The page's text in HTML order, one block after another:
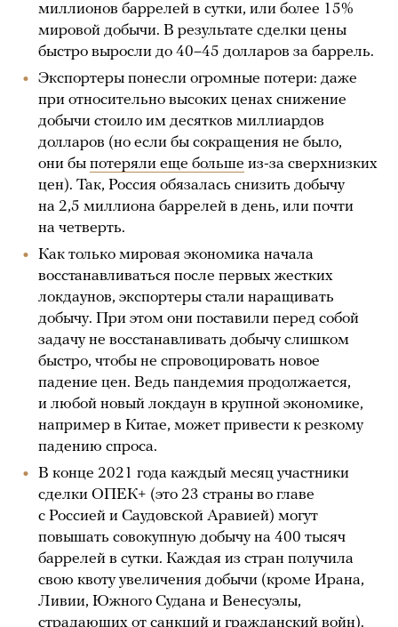
миллионов баррелей в сутки, или более 15%
мировой добычи. В результате сделки цены
быстро выросли до 40–45 долларов за баррель.
Экспортеры понесли огромные потери: даже
при относительно высоких ценах снижение
добычи стоило им десятков миллиардов
долларов (но если бы сокращения не было,
они бы потеряли еще больше из-за сверхнизких
цен). Так, Россия обязалась снизить добычу
на 2,5 миллиона баррелей в день, или почти
на четверть.
Как только мировая экономика начала
восстанавливаться после первых жестких
локдаунов, экспортеры стали наращивать
добычу. При этом они поставили перед собой
задачу не восстанавливать добычу слишком
быстро, чтобы не спровоцировать новое
падение цен. Ведь пандемия продолжается,
и любой новый локдаун в крупной экономике,
например в Китае, может привести к резкому
падению спроса.
В конце 2021 года каждый месяц участники
сделки ОПЕК+ (это 23 страны во главе
с Россией и Саудовской Аравией) могут
повышать совокупную добычу на 400 тысяч
баррелей в сутки. Каждая из стран получила
свою квоту увеличения добычи (кроме Ирана,
Ливии, Южного Судана и Венесуэлы,
страдающих от санкций и гражданский войн).